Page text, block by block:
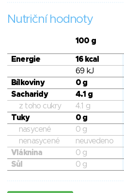
Nutriční hodnoty
100 g
Energie 16 kcal
69 kJ
Bílkoviny
0 g
Sacharidy
4.1 g
z toho cukry
4.1 g
Tuky
0 g
nasycené
0 g
nenasycené
neuvedeno
Vláknina
0 g
Sůl
0 g